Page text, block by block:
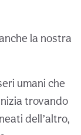
la nostra
umani che
trovando
dell’altro,